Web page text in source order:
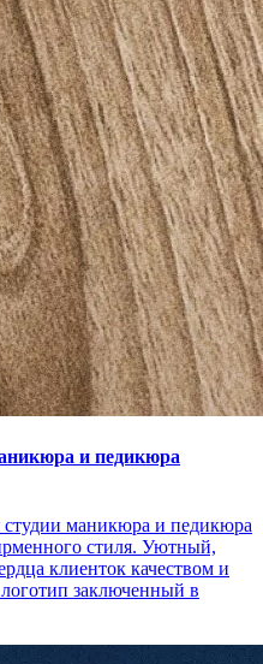
и педикюра
студии маникюра и педикюра
стиля. Уютный,
клиенток качеством и
заключенный в